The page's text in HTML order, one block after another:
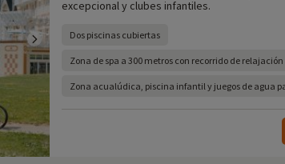
excepcional y clubes infantiles.
Dos piscinas cubiertas
Zona de spa a 300 metros con recorrido de relajación
Zona acualúdica, piscina infantil y juegos de agua